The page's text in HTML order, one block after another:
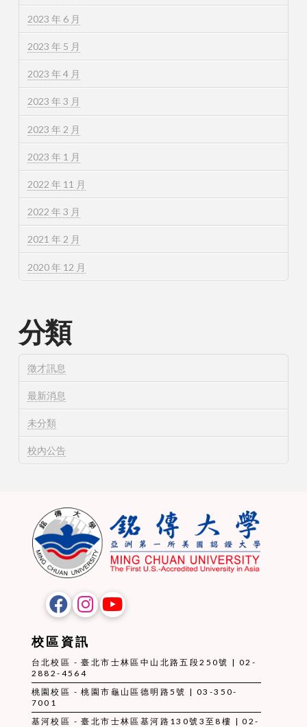
2023 年 6 月
2023 年 5 月
2023 年 4 月
2023 年 3 月
2023 年 2 月
2023 年 1 月
2022 年 11 月
2022 年 3 月
2021 年 2 月
2020 年 12 月
分類
徵才訊息
最新消息
未分類
校內公告
校區資訊
台北校區 - 臺北市士林區中山北路五段250號 | 02-
2882-4564
桃園校區 - 桃園市龜山區德明路5號 | 03-350-
7001
基河校區 - 臺北市士林區基河路130號3至8樓 | 02-